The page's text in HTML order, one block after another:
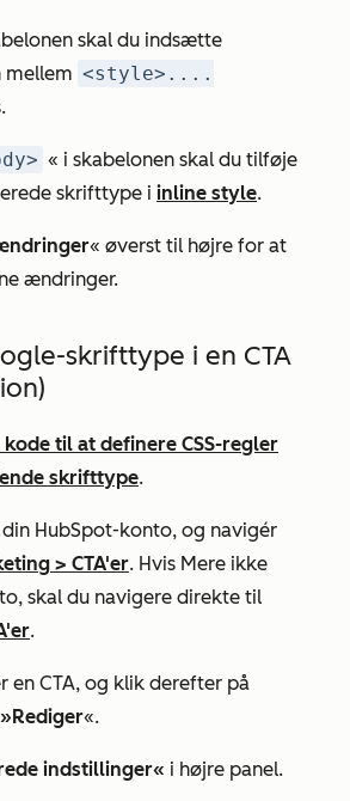
skal du indsætte
mellem <style>....
« i skabelonen skal du tilføje
skrifttype i inline style.
« øverst til højre for at
ændringer.
skrifttype i en CTA
til at definere CSS-regler
skrifttype.
din HubSpot-konto, og navigér
> CTA'er. Hvis Mere ikke
skal du navigere direkte til
.
en CTA, og klik derefter på
»Rediger«.
indstillinger« i højre panel.